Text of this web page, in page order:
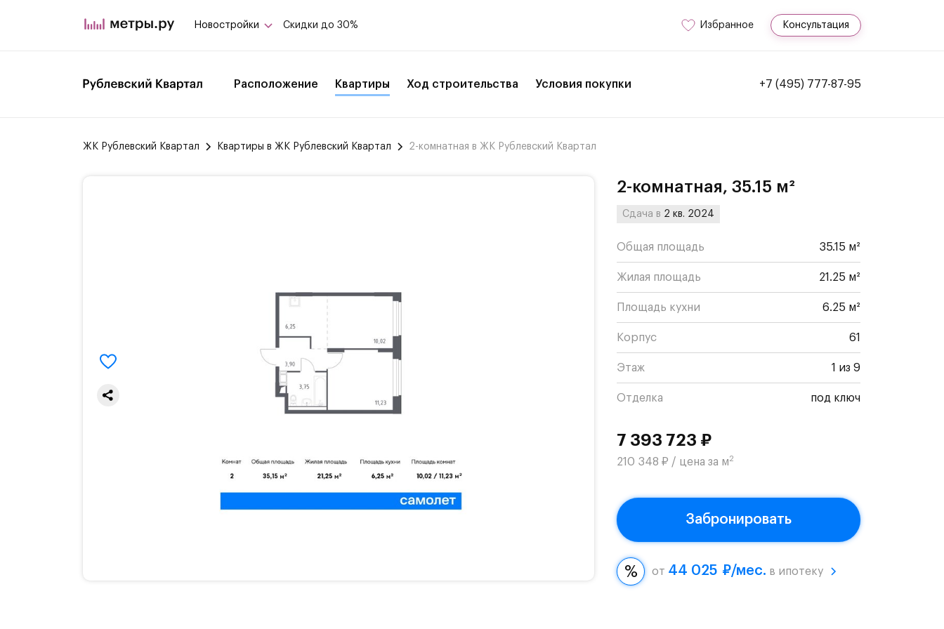
Новостройки Скидки до 30% Избранное Консультация
Расположение Квартиры Ход строительства Условия покупки +7 (495) 777-87-95
ЖК Рублевский Квартал Квартиры в ЖК Рублевский Квартал 2-комнатная в ЖК Рублевский Квартал
2-комнатная, 35.15 м²
Сдача в 2 кв. 2024
Общая площадь 35.15 м²
Жилая площадь 21.25 м²
Площадь кухни 6.25 м²
Корпус 61
Этаж 1 из 9
Отделка под ключ
7 393 723 ₽
210 348 ₽ / цена за м2
Забронировать
от 44 025 ₽/мес. в ипотеку